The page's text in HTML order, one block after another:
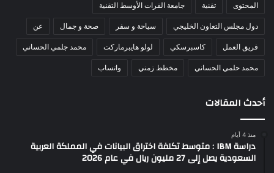
المحتوى تقنية جامعة الفرات الأوسط التقنية
دول مجلس التعاون الخليجي سياحة و سفر صحة و جمال عن
فريق العمل كاسبرسكي لولو هايبرماركت محمد جلمي الحساني
محمد حلمي الحساني مخطط زمني واتساب
أحدث المقالات
منذ 4 أيام
دراسة IBM : متوسط تكلفة اختراق البيانات في المملكة العربية
السعودية يصل إلى 27 مليون ريال في عام 2026